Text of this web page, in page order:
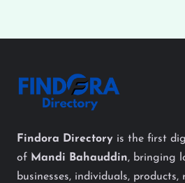
Findora Directory is the first
of Mandi Bahauddin, bringing
businesses, individuals, products,